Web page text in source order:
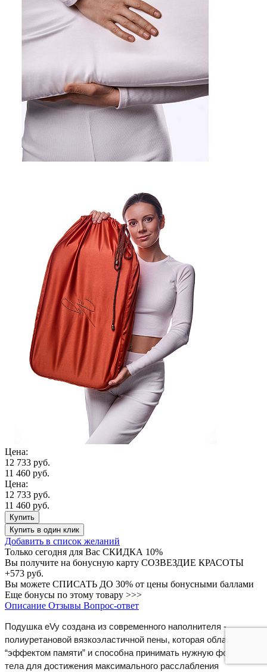
Цена:
12 733 руб.
11 460 руб.
Цена:
12 733 руб.
11 460 руб.
Купить
Купить в один клик
Добавить в список желаний
Только сегодня для Вас СКИДКА 10%
Вы получите на бонусную карту СОЗВЕЗДИЕ КРАСОТЫ
+573 руб.
Вы можете СПИСАТЬ ДО 30% от цены бонусными баллами
Еще бонусы по этому товару >>>
Описание Отзывы Вопрос-ответ
Подушка eVy создана из современного наполнителя -
полиуретановой вязкоэластичной пены, которая обладает
“эффектом памяти” и способна принимать нужную форму
тела для достижения максимального расслабления